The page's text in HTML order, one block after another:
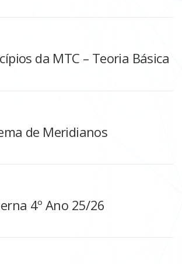
da MTC – Teoria Básica
de Meridianos
4º Ano 25/26